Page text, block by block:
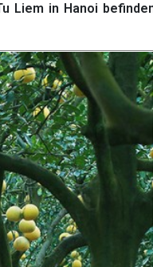
Liem in Hanoi